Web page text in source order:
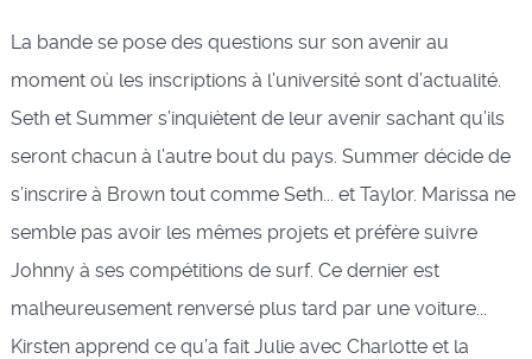
La bande se pose des questions sur son avenir au
moment où les inscriptions à l’université sont d’actualité.
Seth et Summer s’inquiètent de leur avenir sachant qu’ils
seront chacun à l’autre bout du pays. Summer décide de
s’inscrire à Brown tout comme Seth... et Taylor. Marissa ne
semble pas avoir les mêmes projets et préfère suivre
Johnny à ses compétitions de surf. Ce dernier est
malheureusement renversé plus tard par une voiture...
Kirsten apprend ce qu’a fait Julie avec Charlotte et la